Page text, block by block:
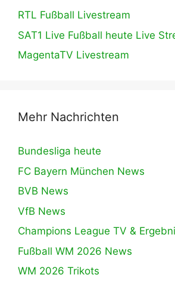
RTL Fußball Livestream
SAT1 Live Fußball heute Live
MagentaTV Livestream
Mehr Nachrichten
Bundesliga heute
FC Bayern München News
BVB News
VfB News
Champions League TV &
Fußball WM 2026 News
WM 2026 Trikots